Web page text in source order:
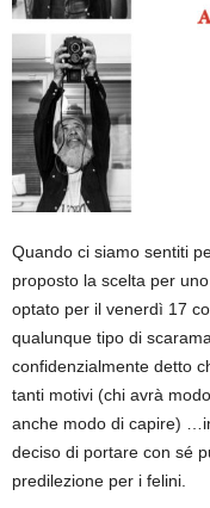
Quando ci siamo sentiti
proposto la scelta per
optato per il venerdì 17
qualunque tipo di
confidenzialmente detto
tanti motivi (chi avrà
anche modo di capire)
deciso di portare con sé
predilezione per i felini.